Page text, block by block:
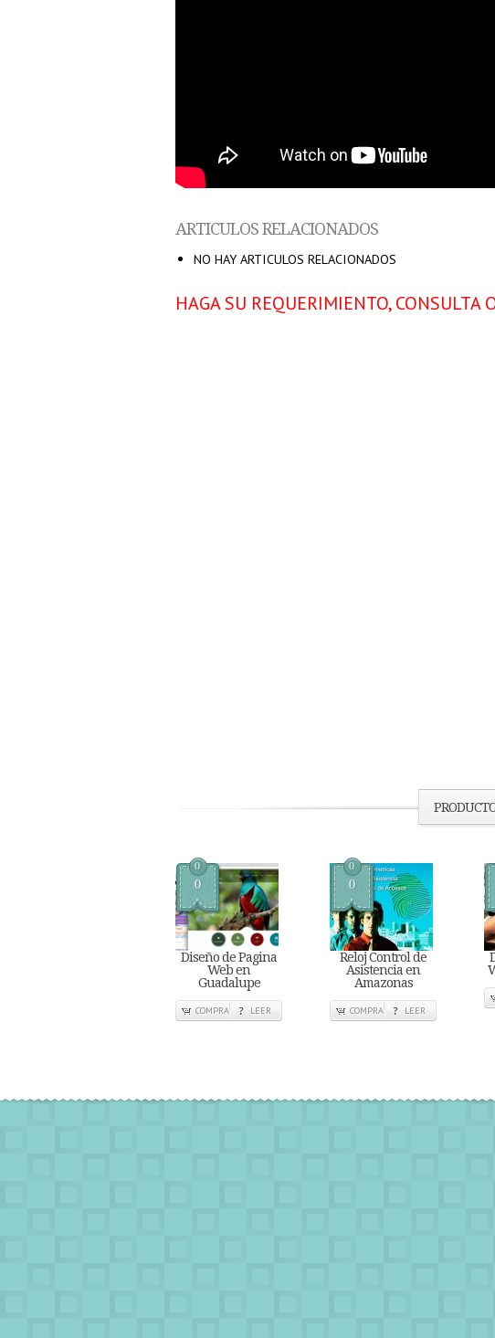
ARTICULOS RELACIONADOS
NO HAY ARTICULOS RELACIONADOS
HAGA SU REQUERIMIENTO, CONSULTA
0
0
Diseño de Pagina
Web en
Guadalupe
COMPRA LEER
0
0
Reloj Control de
Asistencia en
Amazonas
COMPRA LEER